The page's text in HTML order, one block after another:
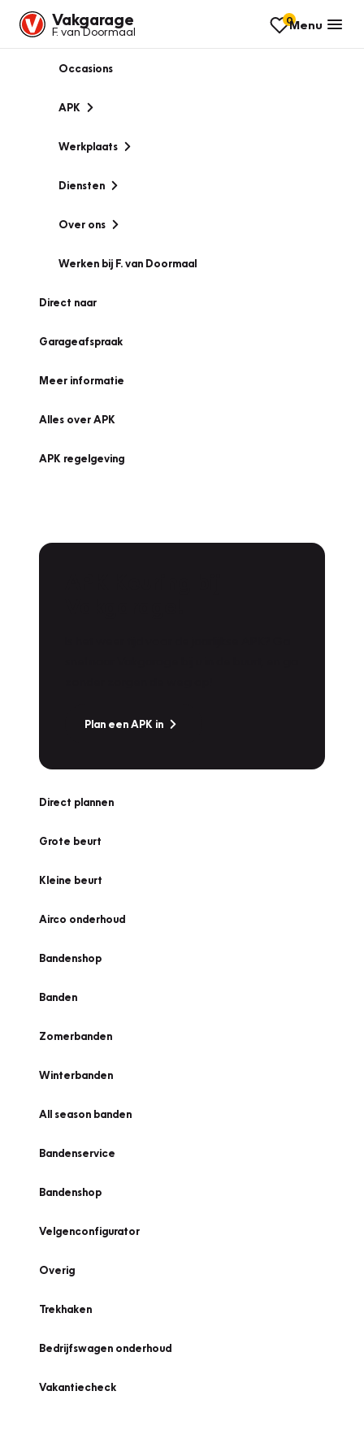
Vakgarage
F. van Doormaal
0Menu
Occasions
APK
Werkplaats
Diensten
Over ons
Werken bij F. van Doormaal
Direct naar
Garageafspraak
Meer informatie
Alles over APK
APK regelgeving
Plan een APK in
Direct plannen
Grote beurt
Kleine beurt
Airco onderhoud
Bandenshop
Banden
Zomerbanden
Winterbanden
All season banden
Bandenservice
Bandenshop
Velgenconfigurator
Overig
Trekhaken
Bedrijfswagen onderhoud
Vakantiecheck